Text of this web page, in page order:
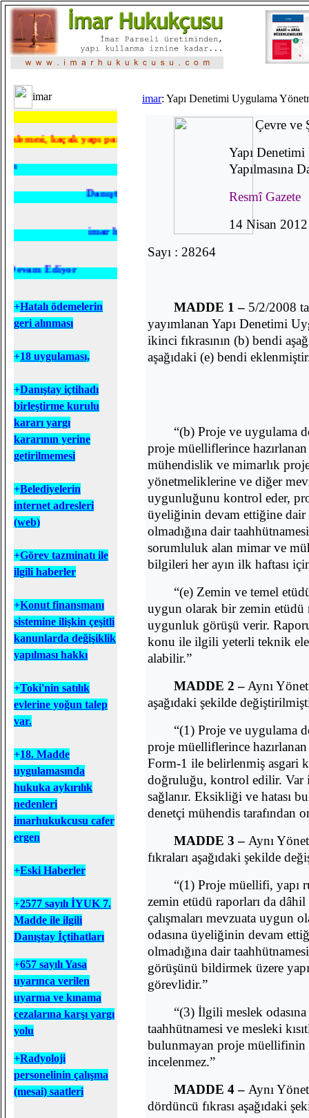
imar
İmar Hukukçusundan Güncel Makaleler (imar)
yapı para cezası, inşaat ruhsatı vb.)dava dilekçe örnekleri
Tasnif edilmiş Danıştay Altıncı Dairesi İçtihatları
Danıştay imar ve imar hukuku içtihatları
imar hukuku ile ilgili terimler ve tanımlar
+Hatalı ödemelerin
geri alınması
+18 uygulaması,
+Danıştay içtihadı
birleştirme kurulu
kararı yargı
kararının yerine
getirilmemesi
+Belediyelerin
internet adresleri
(web)
+Görev tazminatı ile
ilgili haberler
+Konut finansmanı
sistemine ilişkin çeşitli
kanunlarda değişiklik
yapılması hakkı
+Toki'nin satılık
evlerine yoğun talep
var.
+18. Madde
uygulamasında
hukuka aykırılık
nedenleri
imarhukukcusu cafer
ergen
+Eski Haberler
+2577 sayılı İYUK 7.
Madde ile ilgili
Danıştay İçtihatları
+657 sayılı Yasa
uyarınca verilen
uyarma ve kınama
cezalarına karşı yargı
yolu
+Radyoloji
personelinin çalışma
(mesai) saatleri
imar: Yapı Denetimi Uygulama
Çevre ve
Yapı
Yapılmasına
Resmî Gazete
14 Nisan
Sayı : 28264
MADDE 1 –5/2/2008
yayımlanan Yapı Denetimi
ikinci fıkrasının (b) bendi
aşağıdaki (e) bendi
“(b) Proje ve uygulama
proje müelliflerince
mühendislik ve mimarlık
yönetmeliklerine ve diğer
uygunluğunu kontrol eder,
üyeliğinin devam ettiğine dair
olmadığına dair
sorumluluk alan mimar ve
bilgileri her ayın ilk haftası
“(e) Zemin ve temel
uygun olarak bir zemin etüdü
uygunluk görüşü verir.
konu ile ilgili yeterli teknik
alabilir.”
MADDE 2 –Aynı
aşağıdaki şekilde
“(1) Proje ve uygulama
proje müelliflerince
Form-1 ile belirlenmiş asgari
doğruluğu, kontrol edilir. Var
sağlanır. Eksikliği ve hatası
denetçi mühendis tarafından
MADDE 3 – Aynı
fıkraları aşağıdaki şekilde
“(1) Proje müellifi, yapı
zemin etüdü raporları da
çalışmaları mevzuata uygun
odasına üyeliğinin devam
olmadığına dair
görüşünü bildirmek üzere
görevlidir.”
“(3) İlgili meslek
taahhütnamesi ve mesleki
bulunmayan proje müellifinin
incelenmez.”
MADDE 4 – Aynı
dördüncü fıkrası aşağıdaki